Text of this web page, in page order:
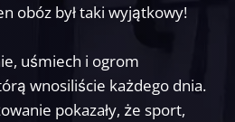
obóz był taki wyjątkowy!
uśmiech i ogrom
wnosiliście każdego dnia.
pokazały, że sport,